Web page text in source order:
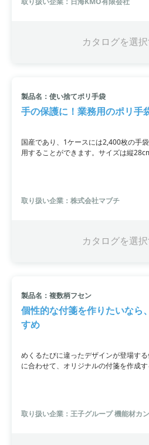
す。紙はもちろんですが、プラパッケー
カタログを選
製品名：使い捨てポリ手袋
手の保護に！業務用のポリ手
国産であり、1ケースには2,400枚の手
用することができます。サイズは縦
されているため、しっかりとした握り
他にもフェイスシールドマスクや使い
取り扱い企業：株式会社マブチ
カタログを選
製品名：複数柄フセン
個性的な付箋を作りたいなら
すめ
めくるたびに違ったデザインが登場す
に合わせて、オリジナルの付箋を作成
に柄を変えたい、品種ごとに分類した
取り扱い企業：王子グループ 機能材カ